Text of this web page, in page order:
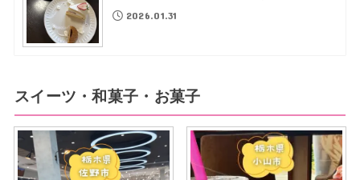
2026.01.31
スイーツ・和菓子・お菓子